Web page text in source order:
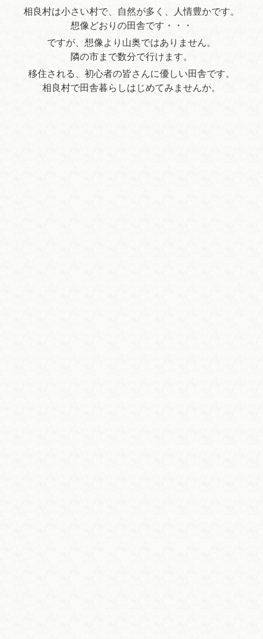
相良村は小さい村で、自然が多く、人情豊かです。
想像どおりの田舎です・・・
ですが、想像より山奥ではありません。
隣の市まで数分で行けます。
移住される、初心者の皆さんに優しい田舎です。
相良村で田舎暮らしはじめてみませんか。